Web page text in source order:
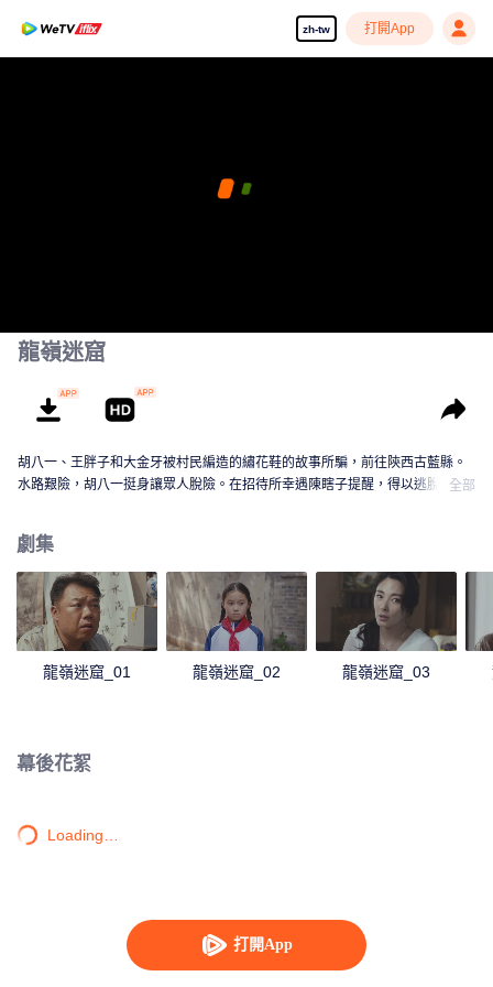
zh-tw 打開App
打開App
龍嶺迷窟
胡八一、王胖子和大金牙被村民編造的繡花鞋的故事所騙，前往陝西古藍縣。
水路艱險，胡八一挺身讓眾人脫險。在招待所幸遇陳瞎子提醒，得以逃脫村民
雮塵珠的英勇故事。幾人決心尋找雮塵珠，陳瞎子告訴他們“內藏眢”就在此地。
村民故技重施，威脅胡八一等人尋找錢財，兩撥人馬前往洞穴，遭到蜘蛛襲
擊，被困暗閣，但大家齊心協力，化險為夷，最終進入了“棋盤”機關，眾人協
作，找到了龍骨天書，逃出洞穴，準備前往雲南繼續解密“紅斑”。
全部
劇集
龍嶺迷窟_01 龍嶺迷窟_02 龍嶺迷窟_03
幕後花絮
Loading…